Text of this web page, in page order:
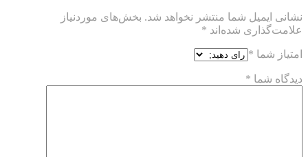
نشانی ایمیل شما منتشر نخواهد شد. بخش‌های موردنیاز
علامت‌گذاری شده‌اند *
امتیاز شما *
دیدگاه شما *